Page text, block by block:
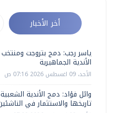
أخر الأخبار
ياسر رجب: دمج بتروجت
الأندية الجماهيرية
الأحد، 09 اغسطس 2026 07:16 ص
وائل فؤاد: دمج الأندية
تاريخها والاستثمار في